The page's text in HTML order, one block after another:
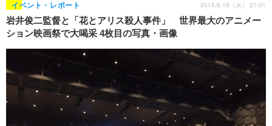
ゲーム グッズ
海外イベント ビジネス
俳優・タレント アーティスト
ビジネス
アニメ 実写
書評 イベント
動画
アニメ 映画/ドラマ
アニメ！アニメ！TV ABEMA Cafe
連載・コラム
岩井俊二監督と「花とアリス殺人事件」 世界最大のアニメー
ション映画祭で大喝采 4枚目の写真・画像
イベント・レポート 2015.6.16（火） 21:01